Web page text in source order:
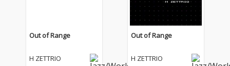
Out of Range
H ZETTRIO
Out of Range
H ZETTRIO